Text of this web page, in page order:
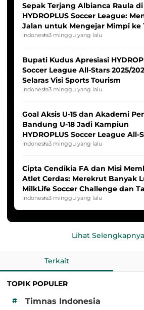
Sepak Terjang Albianca Raula di
HYDROPLUS Soccer League:
Jalan untuk Mengejar Mimpi ke
Indonesia Putri
Indonesia3 minggu yang lalu
Bupati Kudus Apresiasi
Soccer League All-Stars 2025/
Selaras Visi Sports Tourism
Indonesia3 minggu yang lalu
Goal Aksis U-15 dan Akademi
Bandung U-18 Jadi Kampiun
HYDROPLUS Soccer League All-
2025/2026
Indonesia3 minggu yang lalu
Cipta Cendikia FA dan Misi
Atlet Cerdas: Merekrut Banyak
MilkLife Soccer Challenge dan
HYDROPLUS Soccer League
Indonesia3 minggu yang lalu
Lihat Selengkapnya
Terkait
TOPIK POPULER
#
Timnas Indonesia